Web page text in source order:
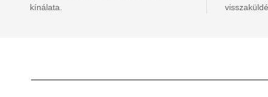
kínálata.